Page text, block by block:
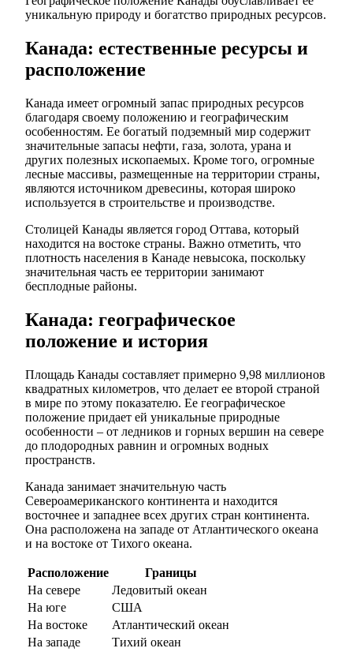
уникальную природу и богатство природных ресурсов.
Канада: естественные ресурсы и
расположение
Канада имеет огромный запас природных ресурсов
благодаря своему положению и географическим
особенностям. Ее богатый подземный мир содержит
значительные запасы нефти, газа, золота, урана и
других полезных ископаемых. Кроме того, огромные
лесные массивы, размещенные на территории страны,
являются источником древесины, которая широко
используется в строительстве и производстве.
Столицей Канады является город Оттава, который
находится на востоке страны. Важно отметить, что
плотность населения в Канаде невысока, поскольку
значительная часть ее территории занимают
бесплодные районы.
Канада: географическое
положение и история
Площадь Канады составляет примерно 9,98 миллионов
квадратных километров, что делает ее второй страной
в мире по этому показателю. Ее географическое
положение придает ей уникальные природные
особенности – от ледников и горных вершин на севере
до плодородных равнин и огромных водных
пространств.
Канада занимает значительную часть
Североамериканского континента и находится
восточнее и западнее всех других стран континента.
Она расположена на западе от Атлантического океана
и на востоке от Тихого океана.
Расположение
Границы
На севере
Ледовитый океан
На юге
США
На востоке
Атлантический океан
На западе
Тихий океан